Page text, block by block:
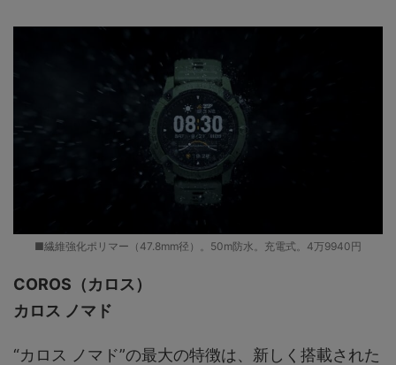
■繊維強化ポリマー（47.8mm径）。50m防水。充電式。4万9940円
COROS（カロス）
カロス ノマド
“カロス ノマド”の最大の特徴は、新しく搭載された